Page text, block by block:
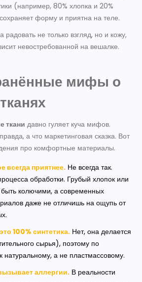
(например, 80% хлопка и 20%
форму и приятна на теле.
не только взгляд, но и кожу,
невостребованной на вешалке.
мифы о
ткани давно гуляет куча мифов.
а что маркетинговая сказка. Вот
про комфортные материалы.
всегда приятнее. Не всегда так.
обработки. Грубый хлопок или
колючими, а современных
даже не отличишь на ощупь от
100% синтетика. Нет, она делается
сырья), поэтому по
а не пластмассовому.
аллергии. В реальности